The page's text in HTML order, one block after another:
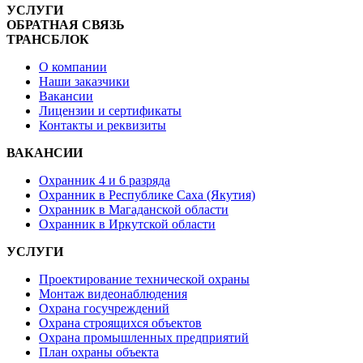
УСЛУГИ
ОБРАТНАЯ СВЯЗЬ
ТРАНСБЛОК
О компании
Наши заказчики
Вакансии
Лицензии и сертификаты
Контакты и реквизиты
ВАКАНСИИ
Охранник 4 и 6 разряда
Охранник в Республике Саха (Якутия)
Охранник в Магаданской области
Охранник в Иркутской области
УСЛУГИ
Проектирование технической охраны
Монтаж видеонаблюдения
Охрана госучреждений
Охрана строящихся объектов
Охрана промышленных предприятий
План охраны объекта